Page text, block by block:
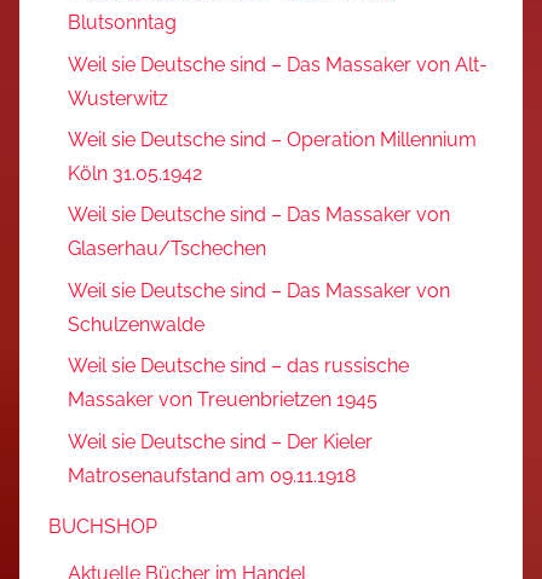
Blutsonntag
Weil sie Deutsche sind – Das Massaker von Alt-
Wusterwitz
Weil sie Deutsche sind – Operation Millennium
Köln 31.05.1942
Weil sie Deutsche sind – Das Massaker von
Glaserhau/Tschechen
Weil sie Deutsche sind – Das Massaker von
Schulzenwalde
Weil sie Deutsche sind – das russische
Massaker von Treuenbrietzen 1945
Weil sie Deutsche sind – Der Kieler
Matrosenaufstand am 09.11.1918
BUCHSHOP
Aktuelle Bücher im Handel